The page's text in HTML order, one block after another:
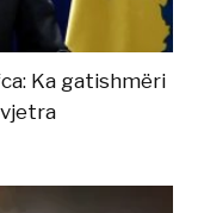
Ka gatishmëri